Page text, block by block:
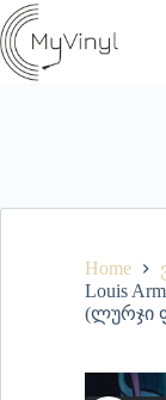
Home
Louis
(ლურჯი